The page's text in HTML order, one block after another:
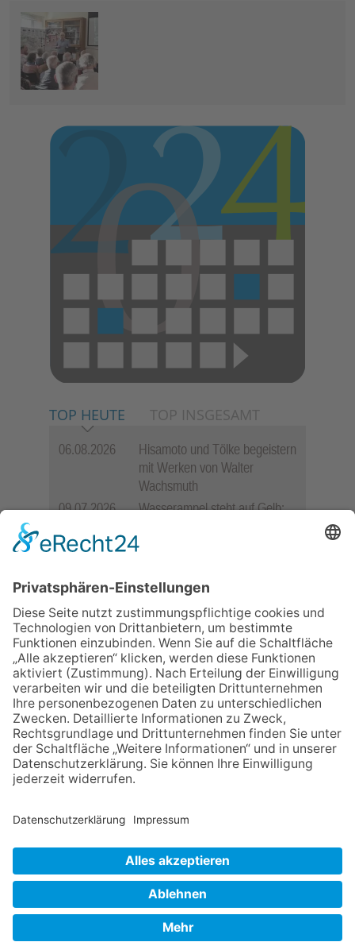
TOP HEUTE TOP INSGESAMT
06.08.2026
Hisamoto und Tölke begeistern
mit Werken von Walter
Wachsmuth
09.07.2026
Wasserampel steht auf Gelb:
auf
Himmel: Vom Geschenk zum
Karriere
10.05.2026
Hauptamtlicher CDU-Stadtrat
für Friedrichsdorf?
11.05.2026
FREIE WÄHLER Bad
Homburg starten
Bürgerumfrage für Berliner
Siedlung und
Gartenfeldsiedlung
NACH OBEN
Datenschutz Netiquette FAQ